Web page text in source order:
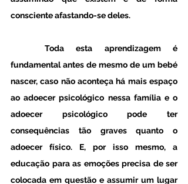
consciente afastando-se deles.
fundamental antes de mesmo de um bebé
nascer, caso não aconteça há mais espaço
ao adoecer psicológico nessa família e o
adoecer psicológico pode ter
consequências tão graves quanto o
adoecer físico. E, por isso mesmo, a
educação para as emoções precisa de ser
colocada em questão e assumir um lugar